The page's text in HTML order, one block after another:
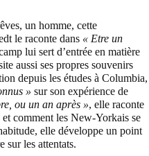
un homme, cette
le raconte dans « Etre un
lui sert d’entrée en matière
aussi ses propres souvenirs
depuis les études à Columbia,
» sur son expérience de
ou un an après », elle raconte
comment les New-Yorkais se
elle développe un point
sur les attentats.